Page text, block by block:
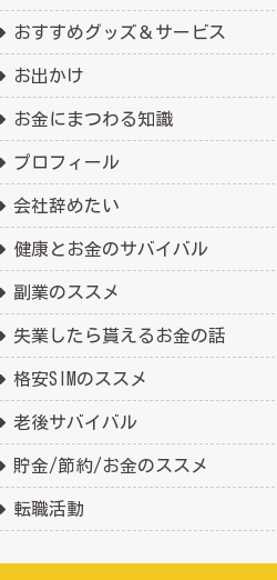
おすすめグッズ＆サービス
お出かけ
お金にまつわる知識
プロフィール
会社辞めたい
健康とお金のサバイバル
副業のススメ
失業したら貰えるお金の話
格安SIMのススメ
老後サバイバル
貯金/節約/お金のススメ
転職活動